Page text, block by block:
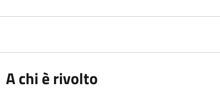
A chi è rivolto